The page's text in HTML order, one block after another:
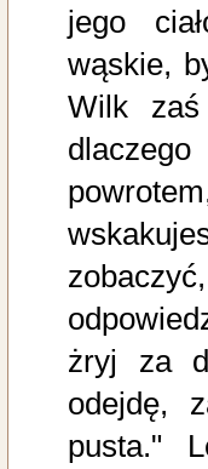
jego
wąskie,
Wilk zaś
żryj za
odejdę,
pusta."